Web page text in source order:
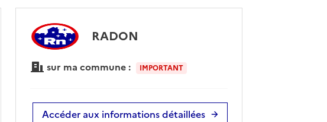
RADON
sur ma commune : IMPORTANT
Accéder aux informations détaillées